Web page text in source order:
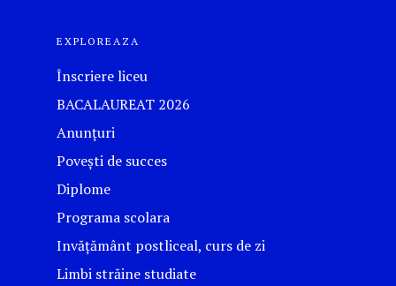
EXPLOREAZA
Înscriere liceu
BACALAUREAT 2026
Anunțuri
Povești de succes
Diplome
Programa scolara
Invățământ postliceal, curs de zi
Limbi străine studiate